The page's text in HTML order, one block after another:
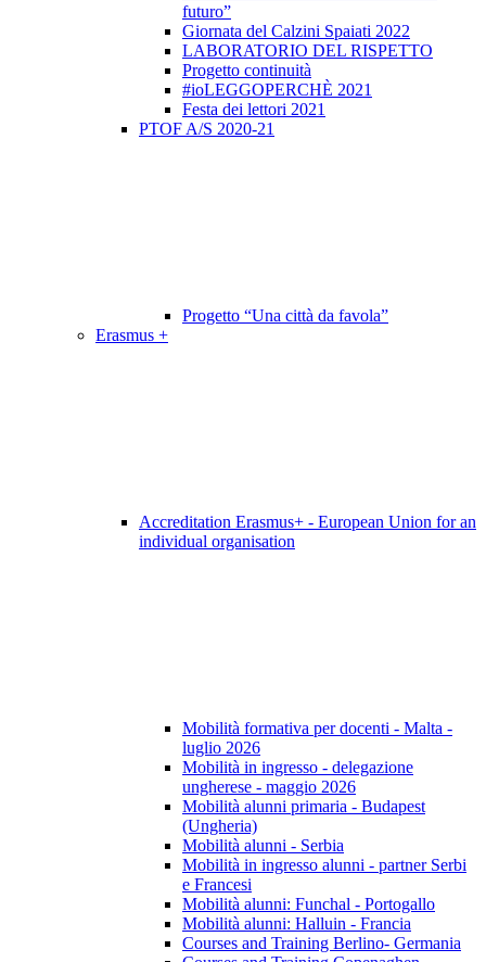
futuro”
Giornata del Calzini Spaiati 2022
LABORATORIO DEL RISPETTO
Progetto continuità
#ioLEGGOPERCHÈ 2021
Festa dei lettori 2021
PTOF A/S 2020-21
Progetto “Una città da favola”
Erasmus +
Accreditation Erasmus+ - European Union for an
individual organisation
Mobilità formativa per docenti - Malta -
luglio 2026
Mobilità in ingresso - delegazione
ungherese - maggio 2026
Mobilità alunni primaria - Budapest
(Ungheria)
Mobilità alunni - Serbia
Mobilità in ingresso alunni - partner Serbi
e Francesi
Mobilità alunni: Funchal - Portogallo
Mobilità alunni: Halluin - Francia
Courses and Training Berlino- Germania